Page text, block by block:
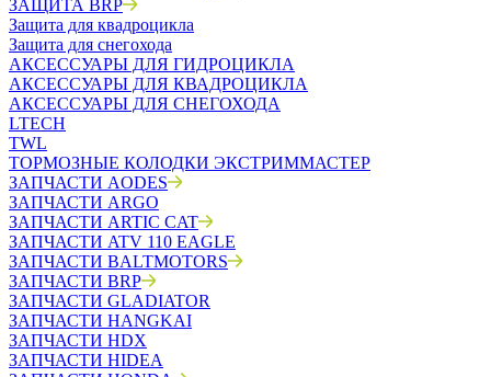
ЗАЩИТА BRP
Защита для квадроцикла
Защита для снегохода
АКСЕССУАРЫ ДЛЯ ГИДРОЦИКЛА
АКСЕССУАРЫ ДЛЯ КВАДРОЦИКЛА
АКСЕССУАРЫ ДЛЯ СНЕГОХОДА
LTECH
TWL
ТОРМОЗНЫЕ КОЛОДКИ ЭКСТРИММАСТЕР
ЗАПЧАСТИ AODES
ЗАПЧАСТИ ARGO
ЗАПЧАСТИ ARTIC CAT
ЗАПЧАСТИ ATV 110 EAGLE
ЗАПЧАСТИ BALTMOTORS
ЗАПЧАСТИ BRP
ЗАПЧАСТИ GLADIATOR
ЗАПЧАСТИ HANGKAI
ЗАПЧАСТИ HDX
ЗАПЧАСТИ HIDEA